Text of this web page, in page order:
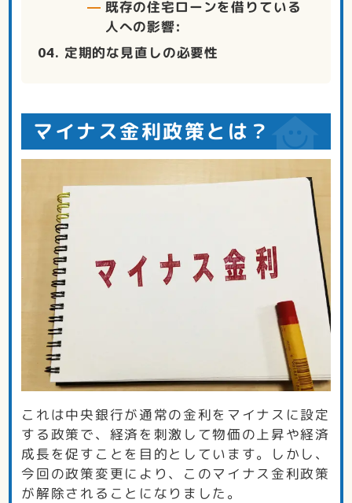
既存の住宅ローンを借りている
人への影響:
定期的な見直しの必要性
マイナス金利政策とは？
これは中央銀行が通常の金利をマイナスに設定
する政策で、経済を刺激して物価の上昇や経済
成長を促すことを目的としています。しかし、
今回の政策変更により、このマイナス金利政策
が解除されることになりました。